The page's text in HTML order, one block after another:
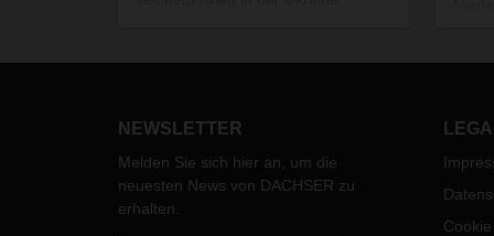
nun zwei Alternativen an: Per Zug
alternativen Südroute zwischen
China und Europa.
der
Kara
NEWSLETTER
Melden Sie sich hier an, um die
neuesten News von DACHSER zu
erhalten.